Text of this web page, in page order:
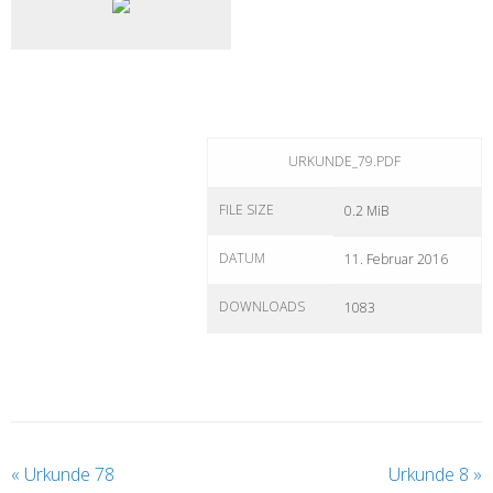
URKUNDE_79.PDF
FILE SIZE 0.2 MiB
DATUM 11. Februar 2016
DOWNLOADS 1083
« Urkunde 78 Urkunde 8 »